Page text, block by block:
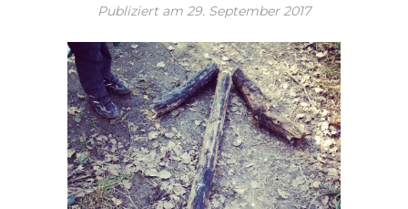
Publiziert am 29. September 2017